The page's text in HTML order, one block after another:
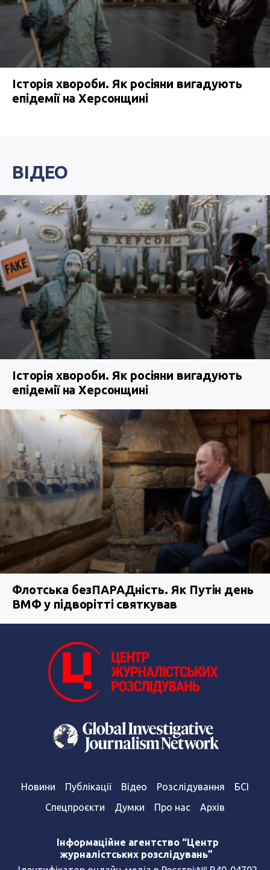
Історія хвороби. Як росіяни вигадують
епідемії на Херсонщині
ВІДЕО
Історія хвороби. Як росіяни вигадують
епідемії на Херсонщині
Флотська безПАРАДність. Як Путін день
ВМФ у підворітті святкував
Новини Публікації Відео Розслідування
БСІ
Спецпроєкти
Думки Про нас Архів
Інформаційне агентство “Центр
журналістських розслідувань”